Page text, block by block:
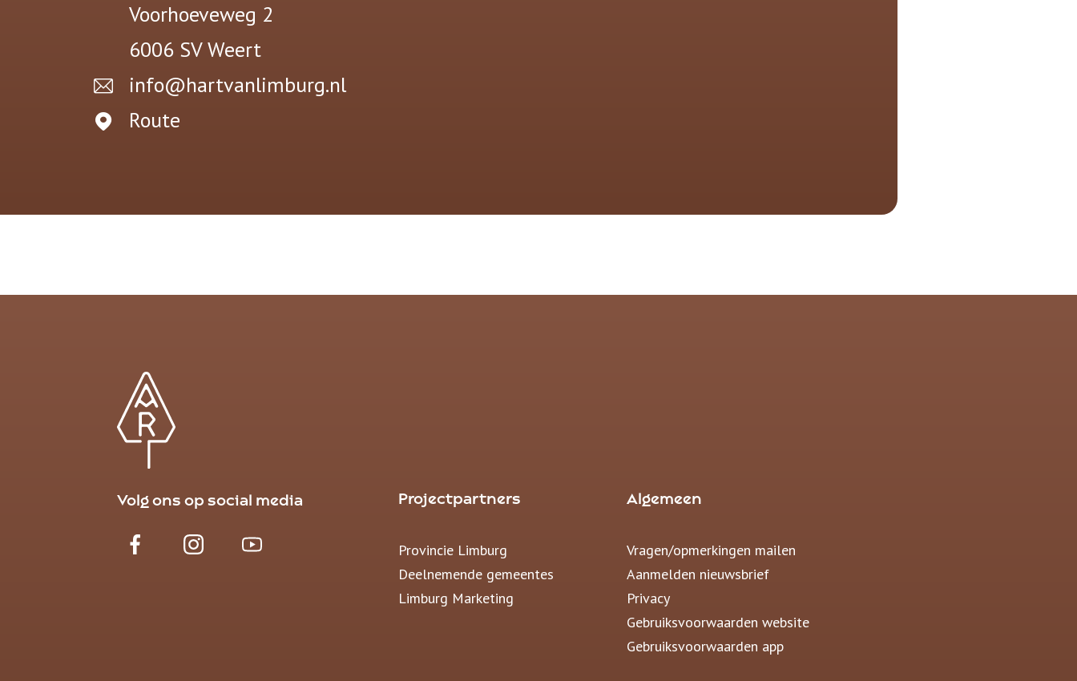
Voorhoeveweg 2
6006 SV Weert
info@hartvanlimburg.nl
Route
Volg ons op social media Projectpartners
Provincie Limburg
Deelnemende gemeentes
Limburg Marketing
Algemeen
Vragen/opmerkingen mailen
Aanmelden nieuwsbrief
Privacy
Gebruiksvoorwaarden website
Gebruiksvoorwaarden app